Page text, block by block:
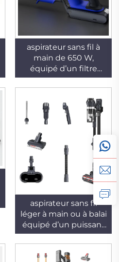
aspirateur sans fil à
main de 650 W,
équipé d’un filtre
HEPA et d’une
technologie
cyclonique, capacité
de poussière de 650
ml, idéal pour les
domestiques et
l’entretien
domestique
aspirateur sans fil
léger à main ou à balai
équipé d’un puissant
moteur sans balais de
800 W, d’un filtre
HEPA et d’une